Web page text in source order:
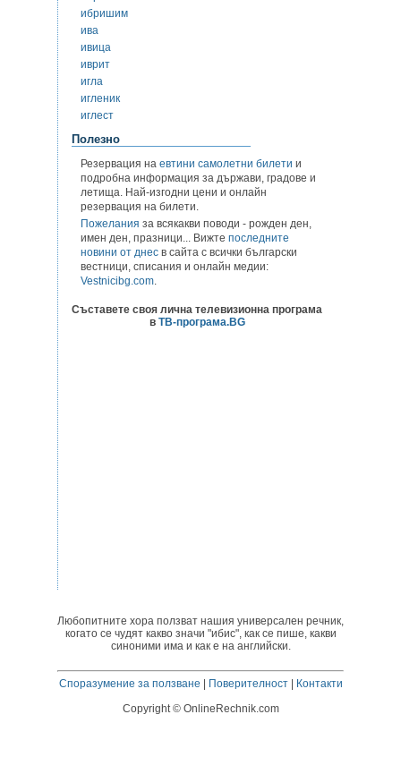
ибришим
ива
ивица
иврит
игла
игленик
иглест
Полезно
Резервация на евтини самолетни билети и
подробна информация за държави, градове и
летища. Най-изгодни цени и онлайн
резервация на билети.
Пожелания за всякакви поводи - рожден ден,
имен ден, празници... Вижте последните
новини от днес в сайта с всички български
вестници, списания и онлайн медии:
Vestnicibg.com.
Съставете своя лична телевизионна програма
в ТВ-програма.BG
Любопитните хора ползват нашия универсален речник,
когато се чудят какво значи "ибис", как се пише, какви
синоними има и как е на английски.
Споразумение за ползване | Поверителност| Контакти
Copyright © OnlineRechnik.com